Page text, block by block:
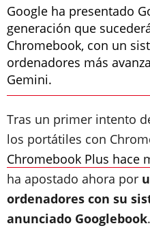
Google ha presentado
generación que
Chromebook, con un
ordenadores más
Gemini.
Tras un primer intento
los portátiles con
Chromebook Plus hace
ha apostado ahora por
ordenadores con su
anunciado Googlebook.